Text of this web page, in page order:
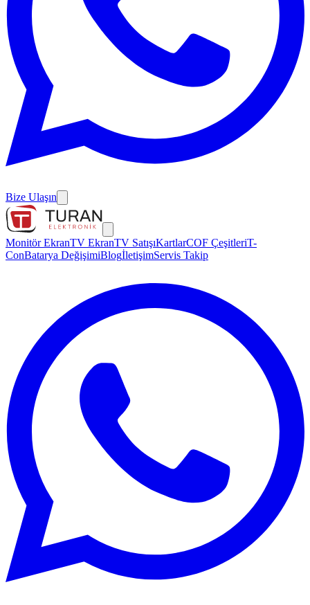
Bize Ulaşın
Monitör EkranTV EkranTV SatışıKartlarCOF ÇeşitleriT-
ConBatarya DeğişimiBlogİletişimServis Takip